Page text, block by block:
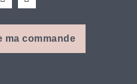
ma commande